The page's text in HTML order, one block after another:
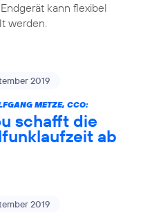
kann flexibel
werden.
2019
METZE, CCO:
schafft die
ab
2019